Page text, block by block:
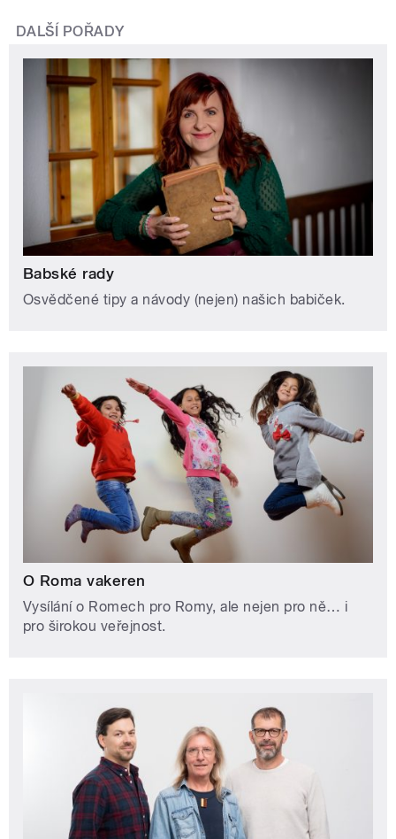
DALŠÍ POŘADY
Babské rady
Osvědčené tipy a návody (nejen) našich babiček.
O Roma vakeren
Vysílání o Romech pro Romy, ale nejen pro ně… i
pro širokou veřejnost.